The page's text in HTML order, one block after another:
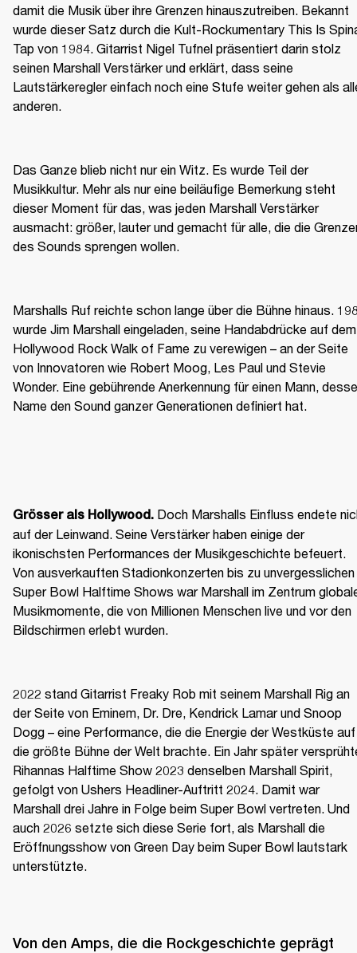
damit die Musik über ihre Grenzen hinauszutreiben. Bekannt
wurde dieser Satz durch die Kult-Rockumentary This Is
Tap von 1984. Gitarrist Nigel Tufnel präsentiert darin stolz
seinen Marshall Verstärker und erklärt, dass seine
Lautstärkeregler einfach noch eine Stufe weiter gehen als
anderen.
Das Ganze blieb nicht nur ein Witz. Es wurde Teil der
Musikkultur. Mehr als nur eine beiläufige Bemerkung steht
dieser Moment für das, was jeden Marshall Verstärker
ausmacht: größer, lauter und gemacht für alle, die die
des Sounds sprengen wollen.
Marshalls Ruf reichte schon lange über die Bühne hinaus.
wurde Jim Marshall eingeladen, seine Handabdrücke auf dem
Hollywood Rock Walk of Fame zu verewigen – an der Seite
von Innovatoren wie Robert Moog, Les Paul und Stevie
Wonder. Eine gebührende Anerkennung für einen Mann,
Name den Sound ganzer Generationen definiert hat.
Grösser als Hollywood. Doch Marshalls Einfluss endete
auf der Leinwand. Seine Verstärker haben einige der
ikonischsten Performances der Musikgeschichte befeuert.
Von ausverkauften Stadionkonzerten bis zu unvergesslichen
Super Bowl Halftime Shows war Marshall im Zentrum
Musikmomente, die von Millionen Menschen live und vor den
Bildschirmen erlebt wurden.
2022 stand Gitarrist Freaky Rob mit seinem Marshall Rig an
der Seite von Eminem, Dr. Dre, Kendrick Lamar und Snoop
Dogg – eine Performance, die die Energie der Westküste auf
die größte Bühne der Welt brachte. Ein Jahr später
Rihannas Halftime Show 2023 denselben Marshall Spirit,
gefolgt von Ushers Headliner-Auftritt 2024. Damit war
Marshall drei Jahre in Folge beim Super Bowl vertreten. Und
auch 2026 setzte sich diese Serie fort, als Marshall die
Eröffnungsshow von Green Day beim Super Bowl lautstark
unterstützte.
Von den Amps, die die Rockgeschichte geprägt